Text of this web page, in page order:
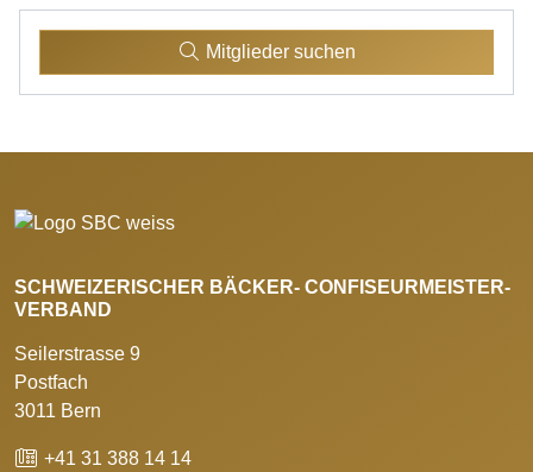
Mitglieder suchen
SCHWEIZERISCHER BÄCKER- CONFISEURMEISTER-
VERBAND
Seilerstrasse 9
Postfach
3011 Bern
+41 31 388 14 14